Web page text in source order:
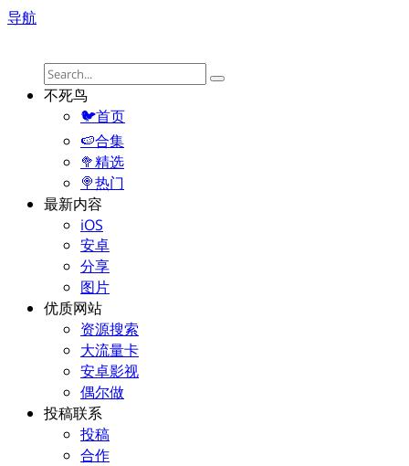
导航
不死鸟
🐦首页
🍉合集
🥦精选
🍭热门
最新内容
iOS
安卓
分享
图片
优质网站
资源搜索
大流量卡
安卓影视
偶尔做
投稿联系
投稿
合作